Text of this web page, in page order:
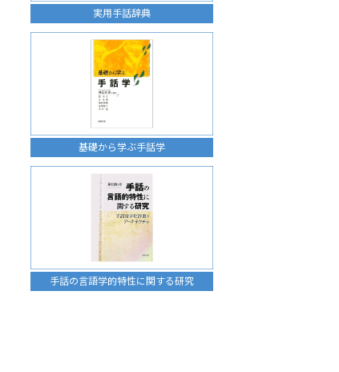
実用手話辞典
基礎から学ぶ手話学
手話の言語学的特性に関する研究